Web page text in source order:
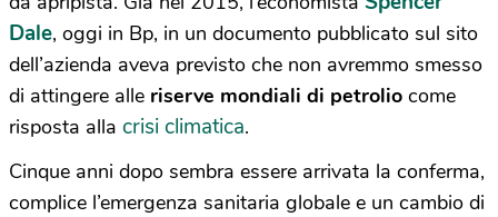
Dale, oggi in Bp, in un documento pubblicato sul sito
dell’azienda aveva previsto che non avremmo smesso
di attingere alle riserve mondiali di petrolio come
risposta alla crisi climatica.
Cinque anni dopo sembra essere arrivata la conferma,
complice l’emergenza sanitaria globale e un cambio di